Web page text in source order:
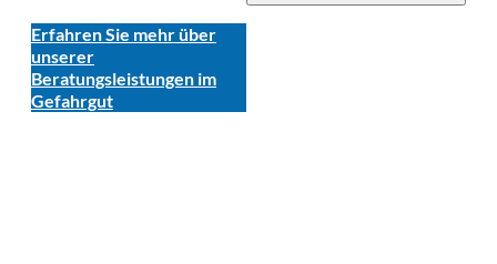
Erfahren Sie mehr über
unserer
Beratungsleistungen im
Gefahrgut